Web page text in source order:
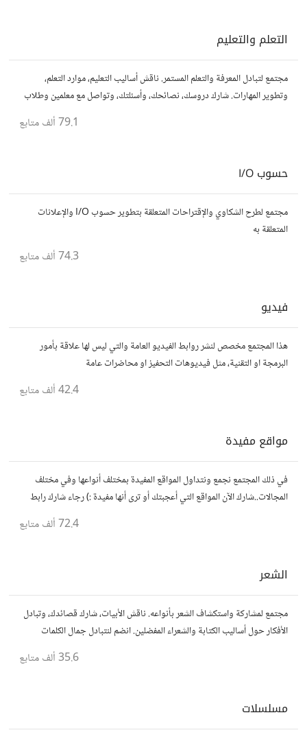
التعلم والتعليم
مجتمع لتبادل المعرفة والتعلم المستمر. ناقش أساليب التعليم، موارد التعلم،
وتطوير المهارات. شارك دروسك، نصائحك، وأسئلتك، وتواصل مع معلمين وطلاب
79.1 ألف متابع
حسوب I/O
مجتمع لطرح الشكاوي والإقتراحات المتعلقة بتطوير حسوب I/O والإعلانات
المتعلقة به
74.3 ألف متابع
فيديو
هذا المجتمع مخصص لنشر روابط الفيديو العامة والتي ليس لها علاقة بأمور
البرمجة او التقنية، مثل فيديوهات التحفيز او محاضرات عامة
42.4 ألف متابع
مواقع مفيدة
في ذلك المجتمع نجمع ونتداول المواقع المفيدة بمختلف أنواعها وفي مختلف
المجالات..شارك الآن المواقع التي أعجبتك أو ترى أنها مفيدة :) رجاء شارك رابط
72.4 ألف متابع
الشعر
مجتمع لمشاركة واستكشاف الشعر بأنواعه. ناقش الأبيات، شارك قصائدك، وتبادل
الأفكار حول أساليب الكتابة والشعراء المفضلين. انضم لنتبادل جمال الكلمات
35.6 ألف متابع
مسلسلات